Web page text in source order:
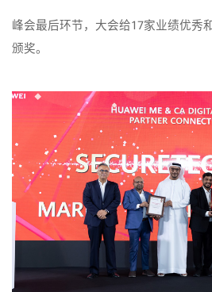
峰会最后环节，大会给17家业绩优秀
颁奖。